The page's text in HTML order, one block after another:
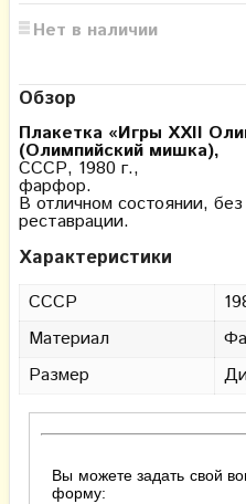
Нет в наличии
Обзор
Плакетка «Игры XXII
(Олимпийский мишка),
СССР, 1980 г.,
фарфор.
В отличном состоянии,
реставрации.
Характеристики
СССР
Материал
Размер
Вы можете задать свой
форму: